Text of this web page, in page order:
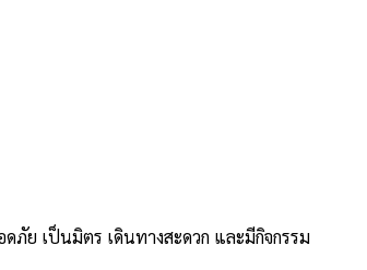
ภัย เป็นมิตร เดินทางสะดวก และมีกิจกรรม